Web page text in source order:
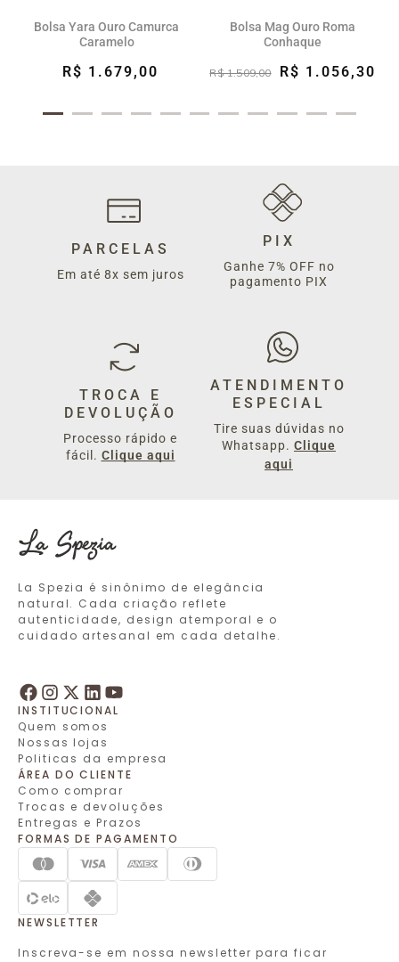
Bolsa Yara Ouro Camurca
Caramelo
R$ 1.679,00
Bolsa Mag Ouro Roma
Conhaque
R$ 1.509,00 R$ 1.056,30
PARCELAS
Em até 8x sem juros
PIX
Ganhe 7% OFF no
pagamento PIX
TROCA E
DEVOLUÇÃO
Processo rápido e
fácil. Clique aqui
ATENDIMENTO
ESPECIAL
Tire suas dúvidas no
Whatsapp. Clique
aqui
La Spezia é sinônimo de elegância
natural. Cada criação reflete
autenticidade, design atemporal e o
cuidado artesanal em cada detalhe.
INSTITUCIONAL
Quem somos
Nossas lojas
Politicas da empresa
ÁREA DO CLIENTE
Como comprar
Trocas e devoluções
Entregas e Prazos
FORMAS DE PAGAMENTO
NEWSLETTER
Inscreva-se em nossa newsletter para ficar